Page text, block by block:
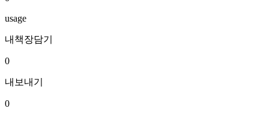
usage
내책장담기
0
내보내기
0